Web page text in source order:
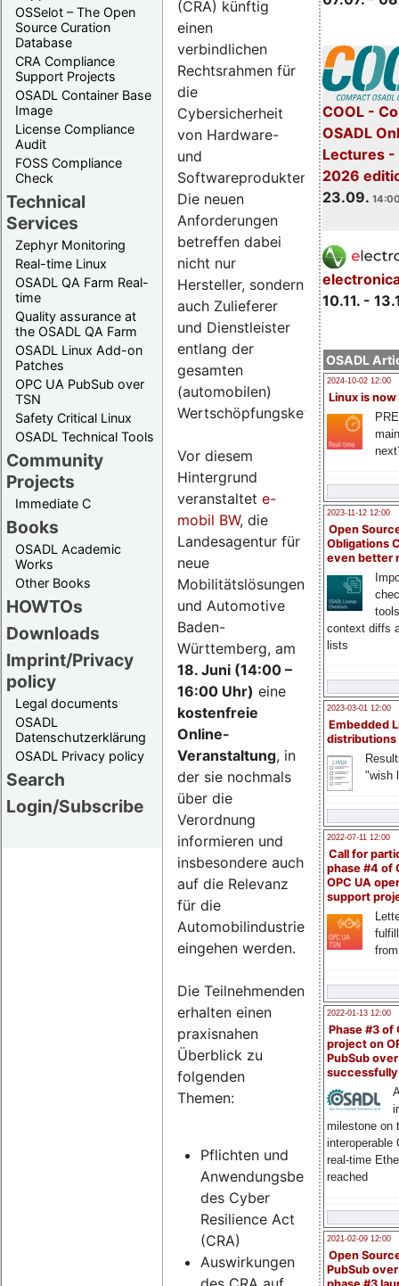
OSSelot – The Open
Source Curation
Database
CRA Compliance
Support Projects
OSADL Container Base
Image
License Compliance
Audit
FOSS Compliance
Check
Technical
Services
Zephyr Monitoring
Real-time Linux
OSADL QA Farm Real-
time
Quality assurance at
the OSADL QA Farm
OSADL Linux Add-on
Patches
OPC UA PubSub over
TSN
Safety Critical Linux
OSADL Technical Tools
Community
Projects
Immediate C
Books
OSADL Academic
Works
Other Books
HOWTOs
Downloads
Imprint/Privacy
policy
Legal documents
OSADL
Datenschutzerklärung
OSADL Privacy policy
Search
Login/Subscribe
COOL -
OSADL
Lectures -
2026
23.09.
10.11. -
OSADL
2024-10-02 12:00
Linux is now
2023-11-12 12:00
Open
Obligations
even better
context diffs
lists
2023-03-01 12:00
Embedded
distributions
"wish
2022-07-11 12:00
Call for
phase #4 of
OPC UA
support
2022-01-13 12:00
Phase #3 of
project on
PubSub over
milestone on
interoperable
real-time
reached
2021-02-09 12:00
Open
PubSub
(CRA) künftig
einen
verbindlichen
Rechtsrahmen für
die
Cybersicherheit
von Hardware-
und
Softwareprodukten.
Die neuen
Anforderungen
betreffen dabei
nicht nur
Hersteller, sondern
auch Zulieferer
und Dienstleister
entlang der
gesamten
(automobilen)
Wertschöpfungskette.
Vor diesem
Hintergrund
veranstaltet e-
mobil BW, die
Landesagentur für
neue
Mobilitätslösungen
und Automotive
Baden-
Württemberg, am
18. Juni (14:00 –
16:00 Uhr) eine
kostenfreie
Online-
Veranstaltung, in
der sie nochmals
über die
Verordnung
informieren und
insbesondere auch
auf die Relevanz
für die
Automobilindustrie
eingehen werden.
Die Teilnehmenden
erhalten einen
praxisnahen
Überblick zu
folgenden
Themen:
Pflichten und
Anwendungsbereich
des Cyber
Resilience Act
(CRA)
Auswirkungen